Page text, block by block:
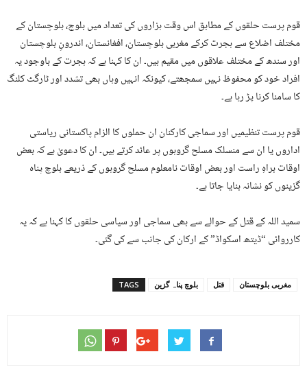
قوم پرست حلقوں کے مطابق اس وقت ہزاروں کی تعداد میں بلوچ، بلوچستان کے
مختلف اضلاع سے ہجرت کرکے مغربی بلوچستان، افغانستان، اندرونِ بلوچستان
اور سندھ کے مختلف علاقوں میں مقیم ہیں۔ ان کا کہنا ہے کہ ہجرت کے باوجود یہ
افراد خود کو محفوظ نہیں سمجھتے، کیونکہ انہیں وہاں بھی تشدد اور ٹارگٹ کلنگ
کا سامنا کرنا پڑ رہا ہے۔
قوم پرست تنظیمیں اور سماجی کارکنان ان حملوں کا الزام پاکستانی ریاستی
اداروں یا ان سے منسلک مسلح گروہوں پر عائد کرتے ہیں۔ ان کا دعویٰ ہے کہ بعض
اوقات براہِ راست اور بعض اوقات نامعلوم مسلح گروہوں کے ذریعے بلوچ پناہ
گزینوں کو نشانہ بنایا جاتا ہے۔
سمید اللہ کے قتل کے حوالے سے بھی سماجی اور سیاسی حلقوں کا کہنا ہے کہ یہ
کارروائی “ڈیتھ اسکواڈ” کے ارکان کی جانب سے کی گئی۔
TAGS بلوچ پناہ گزین قتل مغربی بلوچستان